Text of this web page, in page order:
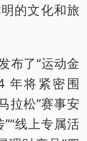
的文化和旅
布了“运动金
年将紧密围
拉松”赛事安
线上专属活